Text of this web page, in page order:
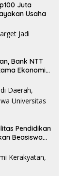
Juta
Usaha
Bank NTT
Ekonomi
Pendidikan
Beasiswa